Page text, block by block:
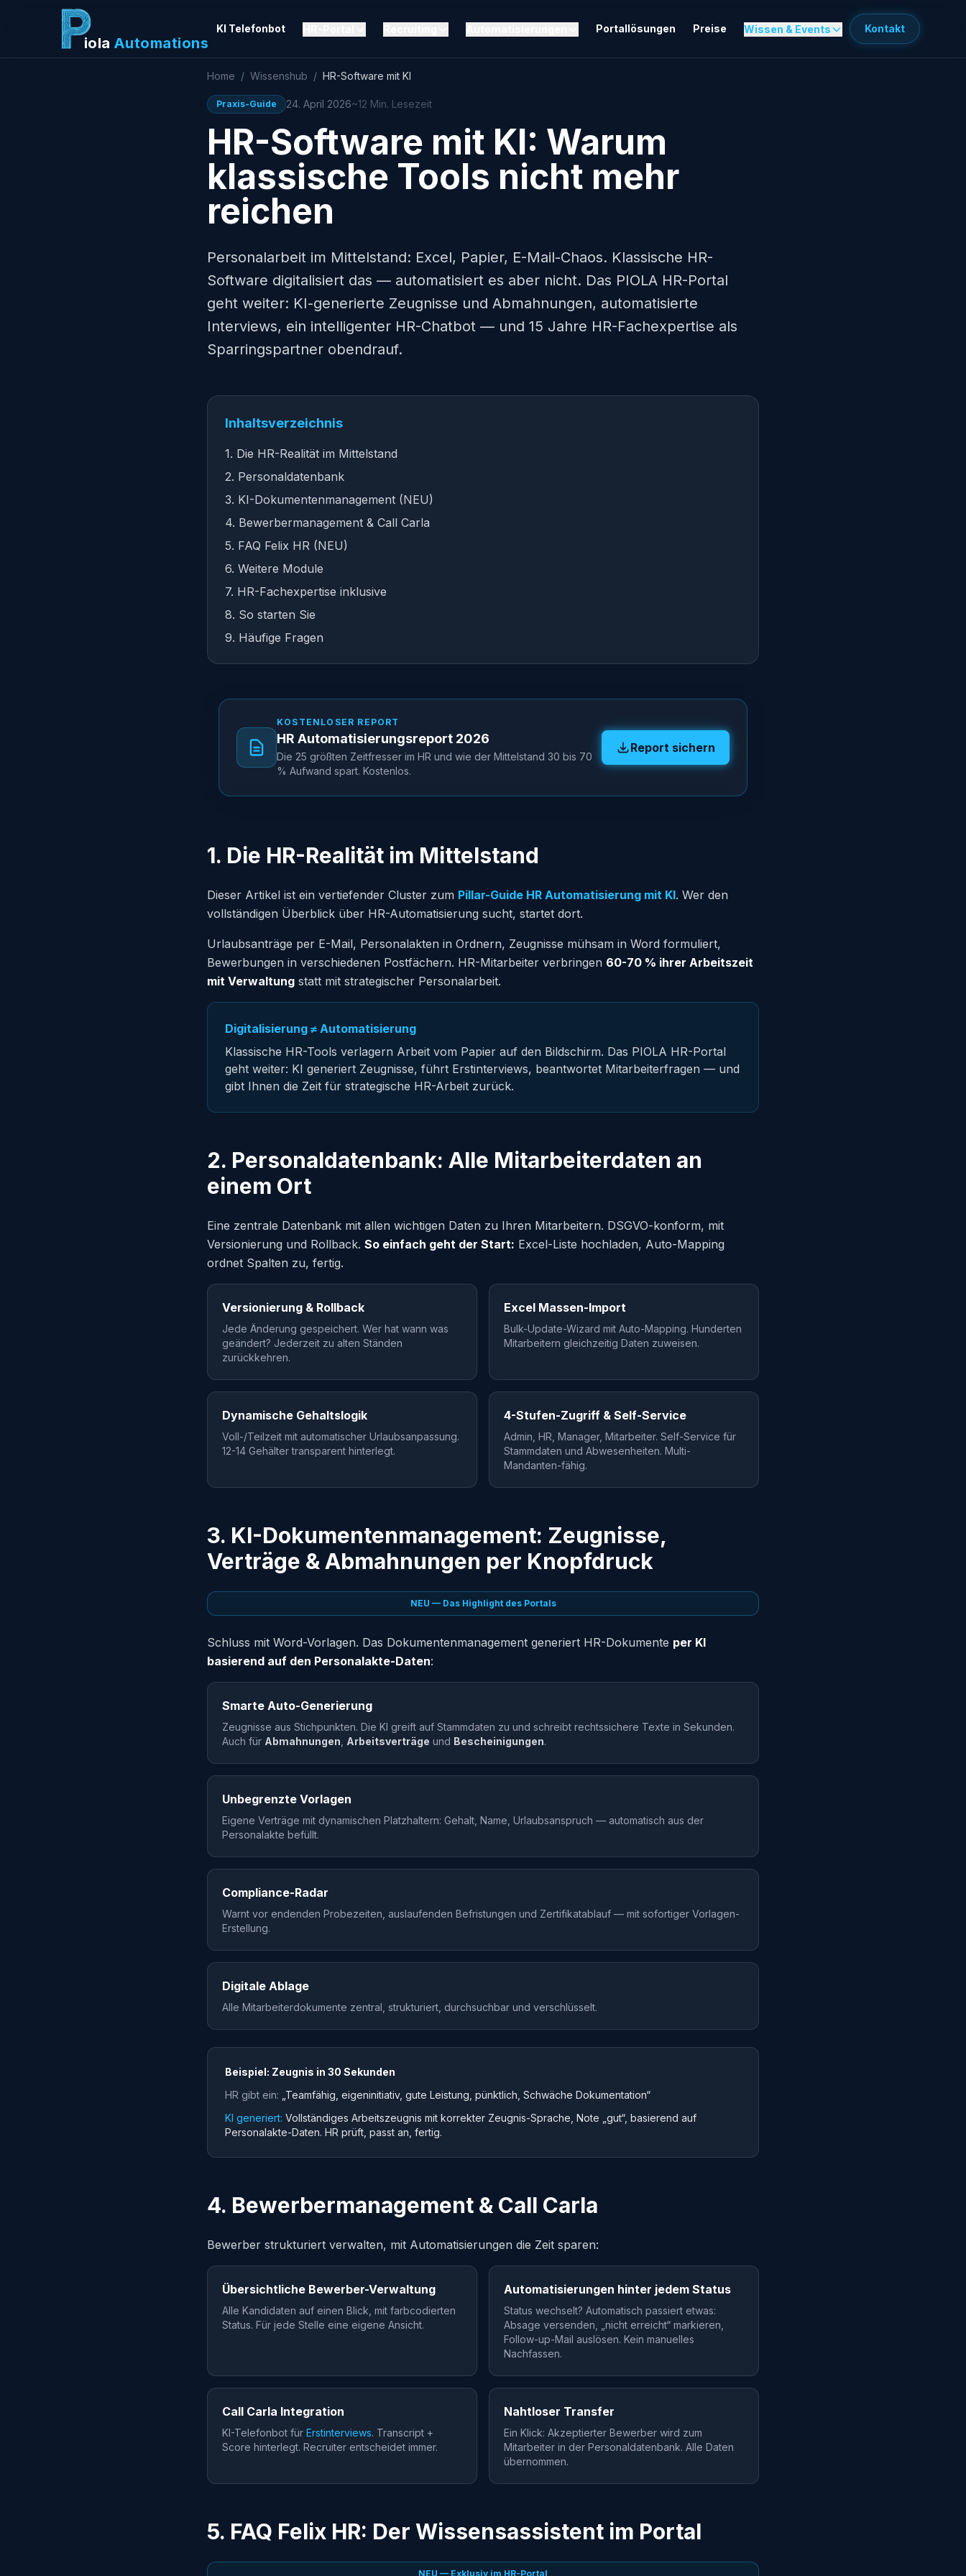
iola Automations
KI Telefonbot Portallösungen Preise Wissen & Events Kontakt
Home / Wissenshub / HR-Software mit KI
Praxis-Guide 24. April 2026~12 Min. Lesezeit
HR-Software mit KI: Warum
klassische Tools nicht mehr
reichen
Personalarbeit im Mittelstand: Excel, Papier, E-Mail-Chaos. Klassische HR-
Software digitalisiert das — automatisiert es aber nicht. Das PIOLA HR-Portal
geht weiter: KI-generierte Zeugnisse und Abmahnungen, automatisierte
Interviews, ein intelligenter HR-Chatbot — und 15 Jahre HR-Fachexpertise als
Sparringspartner obendrauf.
Inhaltsverzeichnis
1. Die HR-Realität im Mittelstand
2. Personaldatenbank
3. KI-Dokumentenmanagement (NEU)
4. Bewerbermanagement & Call Carla
5. FAQ Felix HR (NEU)
6. Weitere Module
7. HR-Fachexpertise inklusive
8. So starten Sie
9. Häufige Fragen
KOSTENLOSER REPORT
HR Automatisierungsreport 2026
Die 25 größten Zeitfresser im HR und wie der Mittelstand 30 bis 70
% Aufwand spart. Kostenlos.
Report sichern
1. Die HR-Realität im Mittelstand
Dieser Artikel ist ein vertiefender Cluster zum Pillar-Guide HR Automatisierung mit KI. Wer den
vollständigen Überblick über HR-Automatisierung sucht, startet dort.
Urlaubsanträge per E-Mail, Personalakten in Ordnern, Zeugnisse mühsam in Word formuliert,
Bewerbungen in verschiedenen Postfächern. HR-Mitarbeiter verbringen 60-70 % ihrer Arbeitszeit
mit Verwaltung statt mit strategischer Personalarbeit.
Digitalisierung ≠ Automatisierung
Klassische HR-Tools verlagern Arbeit vom Papier auf den Bildschirm. Das PIOLA HR-Portal
geht weiter: KI generiert Zeugnisse, führt Erstinterviews, beantwortet Mitarbeiterfragen — und
gibt Ihnen die Zeit für strategische HR-Arbeit zurück.
2. Personaldatenbank: Alle Mitarbeiterdaten an
einem Ort
Eine zentrale Datenbank mit allen wichtigen Daten zu Ihren Mitarbeitern. DSGVO-konform, mit
Versionierung und Rollback. So einfach geht der Start: Excel-Liste hochladen, Auto-Mapping
ordnet Spalten zu, fertig.
Versionierung & Rollback
Jede Änderung gespeichert. Wer hat wann was
geändert? Jederzeit zu alten Ständen
zurückkehren.
Excel Massen-Import
Bulk-Update-Wizard mit Auto-Mapping. Hunderten
Mitarbeitern gleichzeitig Daten zuweisen.
Dynamische Gehaltslogik
Voll-/Teilzeit mit automatischer Urlaubsanpassung.
12-14 Gehälter transparent hinterlegt.
4-Stufen-Zugriff & Self-Service
Admin, HR, Manager, Mitarbeiter. Self-Service für
Stammdaten und Abwesenheiten. Multi-
Mandanten-fähig.
3. KI-Dokumentenmanagement: Zeugnisse,
Verträge & Abmahnungen per Knopfdruck
NEU — Das Highlight des Portals
Schluss mit Word-Vorlagen. Das Dokumentenmanagement generiert HR-Dokumente per KI
basierend auf den Personalakte-Daten:
Smarte Auto-Generierung
Zeugnisse aus Stichpunkten. Die KI greift auf Stammdaten zu und schreibt rechtssichere Texte in Sekunden.
Auch für Abmahnungen Arbeitsverträge und Bescheinigungen.
Unbegrenzte Vorlagen
Eigene Verträge mit dynamischen Platzhaltern: Gehalt, Name, Urlaubsanspruch — automatisch aus der
Personalakte befüllt.
Compliance-Radar
Warnt vor endenden Probezeiten, auslaufenden Befristungen und Zertifikatablauf — mit sofortiger Vorlagen-
Erstellung.
Digitale Ablage
Alle Mitarbeiterdokumente zentral, strukturiert, durchsuchbar und verschlüsselt.
Beispiel: Zeugnis in 30 Sekunden
HR gibt ein:
„Teamfähig, eigeninitiativ, gute Leistung, pünktlich, Schwäche Dokumentation“
KI generiert: Vollständiges Arbeitszeugnis mit korrekter Zeugnis-Sprache, Note „gut“, basierend auf
Personalakte-Daten. HR prüft, passt an, fertig.
4. Bewerbermanagement & Call Carla
Bewerber strukturiert verwalten, mit Automatisierungen die Zeit sparen:
Übersichtliche Bewerber-Verwaltung
Alle Kandidaten auf einen Blick, mit farbcodierten
Status. Für jede Stelle eine eigene Ansicht.
Automatisierungen hinter jedem Status
Status wechselt? Automatisch passiert etwas:
Absage versenden, „nicht erreicht“ markieren,
Follow-up-Mail auslösen. Kein manuelles
Nachfassen.
Call Carla Integration
KI-Telefonbot für Erstinterviews. Transcript +
Score hinterlegt. Recruiter entscheidet immer.
Nahtloser Transfer
Ein Klick: Akzeptierter Bewerber wird zum
Mitarbeiter in der Personaldatenbank. Alle Daten
übernommen.
5. FAQ Felix HR: Der Wissensassistent im Portal
NEU — Exklusiv im HR-Portal